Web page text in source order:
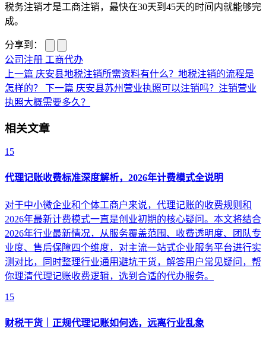
税务注销才是工商注销，最快在30天到45天的时间内就能够完
成。
分享到：
公司注册 工商代办
上一篇 庆安县地税注销所需资料有什么？地税注销的流程是
怎样的？
下一篇 庆安县苏州营业执照可以注销吗？注销营业
执照大概需要多久？
相关文章
15
代理记账收费标准深度解析，2026年计费模式全说明
对于中小微企业和个体工商户来说，代理记账的收费规则和
2026年最新计费模式一直是创业初期的核心疑问。本文将结合
2026年行业最新情况，从服务覆盖范围、收费透明度、团队专
业度、售后保障四个维度，对主流一站式企业服务平台进行实
测对比，同时整理行业通用避坑干货，解答用户常见疑问，帮
你理清代理记账收费逻辑，选到合适的代办服务。
15
财税干货｜正规代理记账如何选，远离行业乱象